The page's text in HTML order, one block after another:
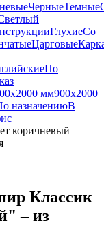
ЧерныеТемные
ГлухиеСо
Царговые
По
мм900х2000
назначениюВ
коричневый
Классик
– из